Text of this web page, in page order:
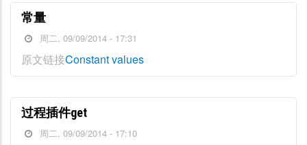
常量
周二, 09/09/2014 - 17:31
原文链接Constant values
过程插件get
周二, 09/09/2014 - 17:10